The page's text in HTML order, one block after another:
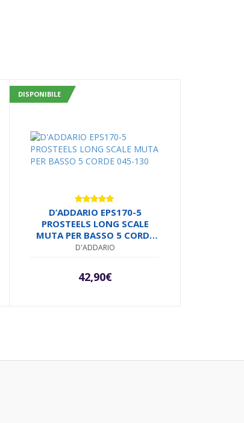
DISPONIBILE
Valutato
5.00su 5
D’ADDARIO EPS170-5
PROSTEELS LONG SCALE
MUTA PER BASSO 5 CORDE
045-130
D'ADDARIO
42,90€